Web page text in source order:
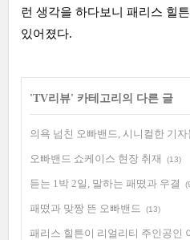
런 생각을 하다보니 패리스 힐
있어졌다.
'TV리뷰' 카테고리의 다른 글
의욕 넘친 오빠밴드, 시니컬한 기자
오빠밴드 쇼케이스 현장 취재 (13)
듣는 1박 2일, 말하는 패떴과 우결
패떴과 맞짱 뜬 오빠밴드 (13)
패리스 힐튼이 리얼리티 주인공인